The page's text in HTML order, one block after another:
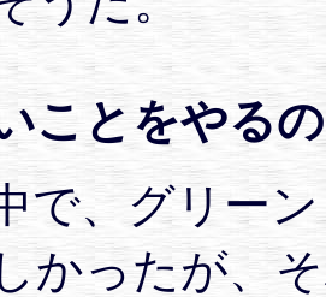
ことをやる
で、グリー
かったが、